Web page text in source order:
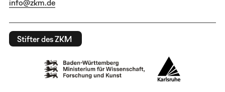
info@zkm.de
Stifter des ZKM